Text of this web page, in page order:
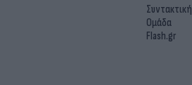
Συντακτική
Ομάδα
Flash.gr